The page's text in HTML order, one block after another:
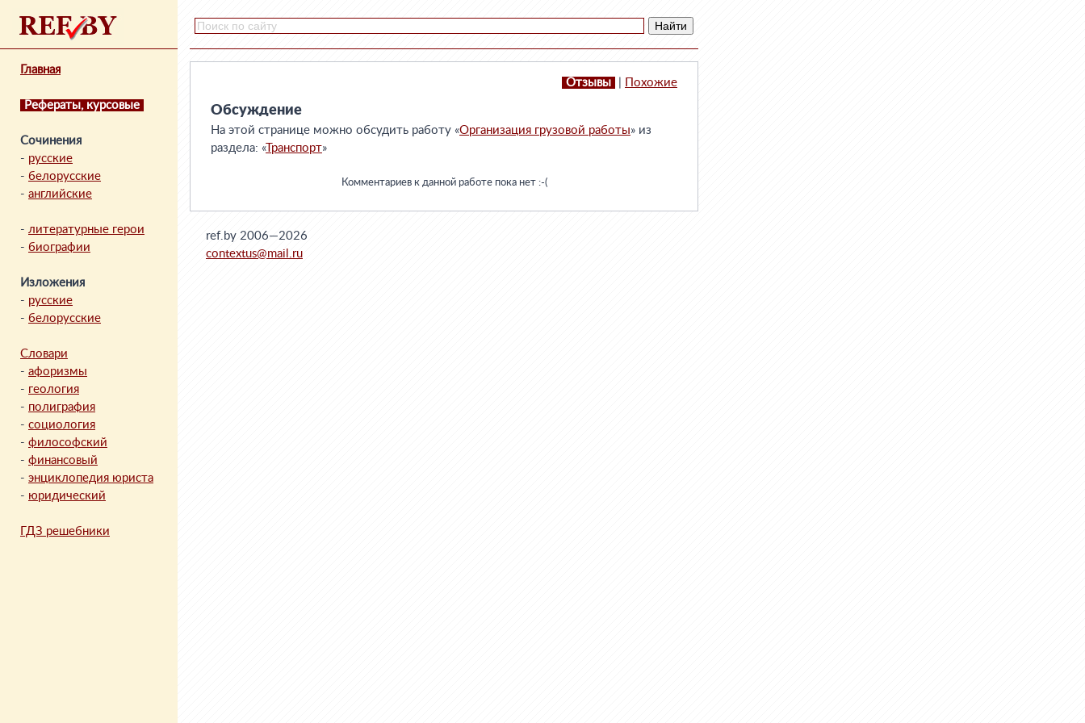
Главная
Рефераты, курсовые
Сочинения
- русские
- белорусские
- английские
- литературные герои
- биографии
Изложения
- русские
- белорусские
Словари
- афоризмы
- геология
- полиграфия
- социология
- философский
- финансовый
- энциклопедия юриста
- юридический
ГДЗ решебники
Отзывы Похожие
Обсуждение
На этой странице можно обсудить работу «Организация грузовой работы» из
раздела: «Транспорт»
Комментариев к данной работе пока нет :-(
ref.by 2006—2026
contextus@mail.ru